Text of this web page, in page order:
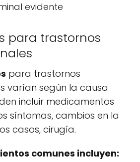
evidente
para trastornos
para trastornos
varían según la causa
incluir medicamentos
síntomas, cambios en la
casos, cirugía.
comunes incluyen: